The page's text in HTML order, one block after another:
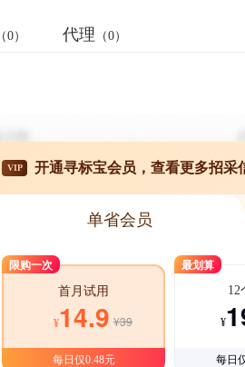
（0） 代理 （0）
VIP 开通寻标宝会员，查看更多招采
单省会员
限购一次
首月试用
¥14.9 ¥39
每日仅0.48元
最划算
12
¥
每日